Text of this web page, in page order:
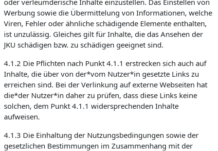
oder verleumderische Inhalte einzustellen. Das Einstellen von
Werbung sowie die Übermittelung von Informationen, welche
Viren, Fehler oder ähnliche schädigende Elemente enthalten,
ist unzulässig. Gleiches gilt für Inhalte, die das Ansehen der
JKU schädigen bzw. zu schädigen geeignet sind.
4.1.2 Die Pflichten nach Punkt 4.1.1 erstrecken sich auch auf
Inhalte, die über von der*vom Nutzer*in gesetzte Links zu
erreichen sind. Bei der Verlinkung auf externe Webseiten hat
die*der Nutzer*in daher zu prüfen, dass diese Links keine
solchen, dem Punkt 4.1.1 widersprechenden Inhalte
aufweisen.
4.1.3 Die Einhaltung der Nutzungsbedingungen sowie der
gesetzlichen Bestimmungen im Zusammenhang mit der